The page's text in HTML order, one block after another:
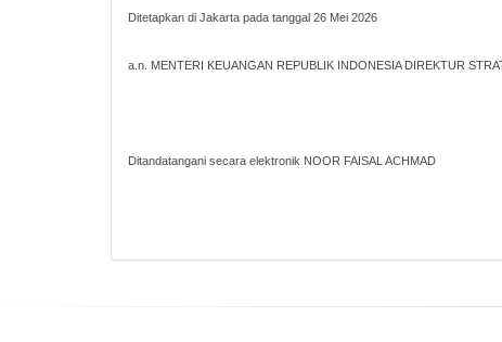
Ditetapkan di Jakarta pada tanggal 26 Mei 2026
a.n. MENTERI KEUANGAN REPUBLIK INDONESIA DIREKTUR
Ditandatangani secara elektronik NOOR FAISAL ACHMAD